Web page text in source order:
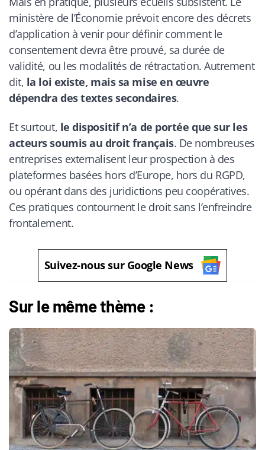
ministère de l’Économie prévoit encore des décrets
d’application à venir pour définir comment le
consentement devra être prouvé, sa durée de
validité, ou les modalités de rétractation. Autrement
dit, la loi existe, mais sa mise en œuvre
dépendra des textes secondaires.
Et surtout, le dispositif n’a de portée que sur les
acteurs soumis au droit français. De nombreuses
entreprises externalisent leur prospection à des
plateformes basées hors d’Europe, hors du RGPD,
ou opérant dans des juridictions peu coopératives.
Ces pratiques contournent le droit sans l’enfreindre
frontalement.
Suivez-nous sur Google News
Sur le même thème :